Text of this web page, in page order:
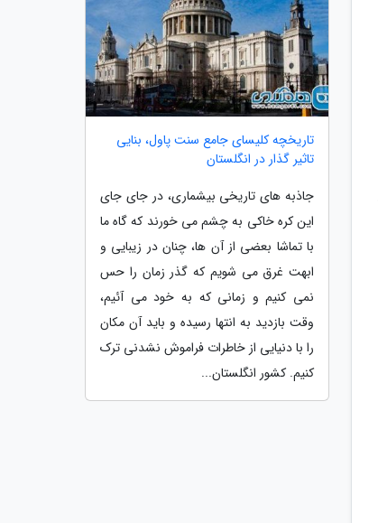
تاریخچه کلیسای جامع سنت پاول، بنایی
تاثیر گذار در انگلستان
جاذبه های تاریخی بیشماری، در جای جای
این کره خاکی به چشم می خورند که گاه ما
با تماشا بعضی از آن ها، چنان در زیبایی و
ابهت غرق می شویم که گذر زمان را حس
نمی کنیم و زمانی که به خود می آئیم،
وقت بازدید به انتها رسیده و باید آن مکان
را با دنیایی از خاطرات فراموش نشدنی ترک
کنیم. کشور انگلستان...